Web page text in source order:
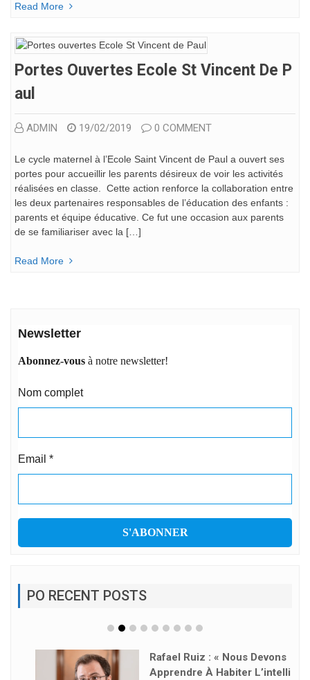
Read More
Portes Ouvertes Ecole St Vincent De P
Aul
ADMIN 19/02/2019 0 COMMENT
Le cycle maternel à l’Ecole Saint Vincent de Paul a ouvert ses
portes pour accueillir les parents désireux de voir les activités
réalisées en classe. Cette action renforce la collaboration entre
les deux partenaires responsables de l’éducation des enfants :
parents et équipe éducative. Ce fut une occasion aux parents
de se familiariser avec la […]
Read More
Newsletter
Abonnez-vous à notre newsletter!
Nom complet
Email *
PO RECENT POSTS
Rafael Ruiz : « Nous Devons
Apprendre À Habiter L’intelli